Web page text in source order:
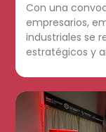
Con una
empresarios,
industriales se
estratégicos y